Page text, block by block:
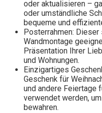
oder aktualisieren –
oder umständliche
bequeme und
Posterrahmen:
Wandmontage
Präsentation Ihrer
und Wohnungen.
Einzigartiges
Geschenk für
und andere Feiertage
verwendet werden,
bewahren.